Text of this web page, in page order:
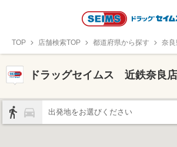
TOP 店舗検索TOP 都道府県から探す 奈
ドラッグセイムス 近鉄奈良店
出発地をお選びください